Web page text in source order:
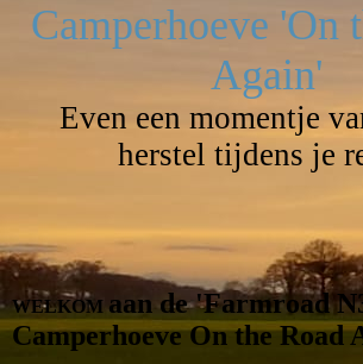
Camperhoeve 'On
Again'
Even een momentje
herstel tijdens je
WELKOM aan de 'Farmroad
Camperhoeve On the Road